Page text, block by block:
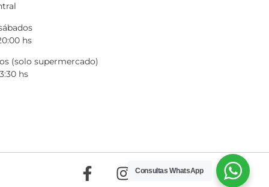
hs
(solo supermercado)
hs
Consultas WhatsApp